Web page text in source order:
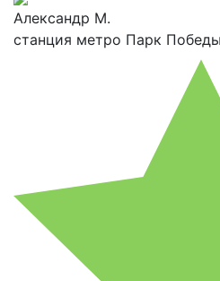
Александр М.
станция метро Парк Победы